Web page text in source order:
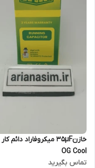
خازن35µF میکروفاراد دائم کار
OG Cool
تماس بگیرید